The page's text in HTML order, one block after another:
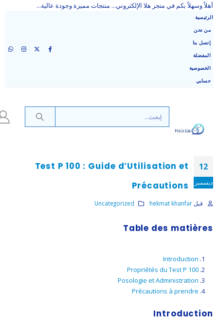
أهلاً وسهلاً بكم في متجر هلا الإلكتروني... منتجات مميزة وجودة عالية...
الرئيسية
من نحن
إتصل بنا
المفضلة
الخصوصية
حسابي
12
ديسمبر
Test P 100 : Guide d’Utilisation et
Précautions
قبل hekmat khanfar
Uncategorized
Table des matières
Introduction
Propriétés du Test P 100
Posologie et Administration
Précautions à prendre
Introduction